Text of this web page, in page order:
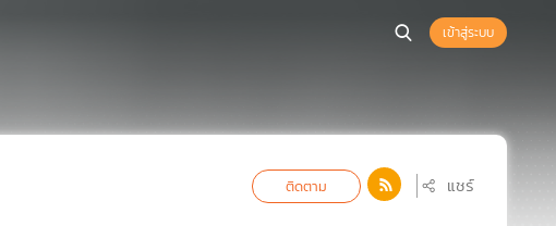
เข้าสู่ระบบ
ติดตาม แชร์